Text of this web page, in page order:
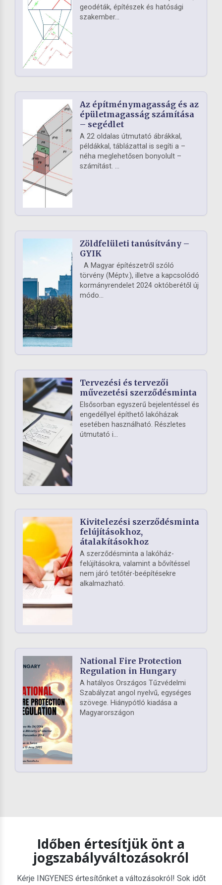
geodéták, építészek és hatósági
szakember...
Az építménymagasság és az
épületmagasság számítása
– segédlet
A 22 oldalas útmutató ábrákkal,
példákkal, táblázattal is segíti a –
néha meglehetősen bonyolult –
számítást. ...
Zöldfelületi tanúsítvány –
GYIK
A Magyar építészetről szóló
törvény (Méptv.), illetve a kapcsolódó
kormányrendelet 2024 októberétől új
módo...
Tervezési és tervezői
művezetési szerződésminta
Elsősorban egyszerű bejelentéssel és
engedéllyel építhető lakóházak
esetében használható. Részletes
útmutató i...
Kivitelezési szerződésminta
felújításokhoz,
átalakításokhoz
A szerződésminta a lakóház-
felújításokra, valamint a bővítéssel
nem járó tetőtér-beépítésekre
alkalmazható.
National Fire Protection
Regulation in Hungary
A hatályos Országos Tűzvédelmi
Szabályzat angol nyelvű, egységes
szövege. Hiánypótló kiadása a
Magyarországon
Időben értesítjük önt a
jogszabályváltozásokról
Kérje INGYENES értesítőnket a változásokról! Sok időt